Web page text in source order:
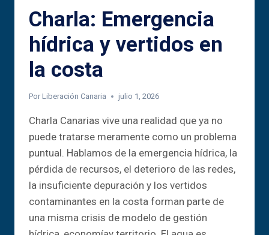
Charla: Emergencia
hídrica y vertidos en
la costa
Por Liberación Canaria julio 1, 2026
Charla Canarias vive una realidad que ya no
puede tratarse meramente como un problema
puntual. Hablamos de la emergencia hídrica, la
pérdida de recursos, el deterioro de las redes,
la insuficiente depuración y los vertidos
contaminantes en la costa forman parte de
una misma crisis de modelo de gestión